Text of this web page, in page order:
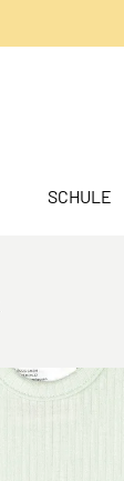
SCHULE